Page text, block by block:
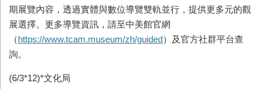
期展覽內容，透過實體與數位導覽雙軌並行，提供更多元的觀
展選擇。更多導覽資訊，請至中美館官網
（https://www.tcam.museum/zh/guided）及官方社群平台查
詢。
(6/3*12)*文化局